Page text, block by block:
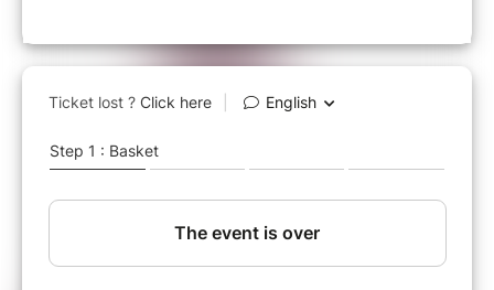
La famille, les amis, le quotidien, tout y passe !
Florence et Damien arriveront-ils à relever le
défi ?
est le nouveau succès des auteurs Guilhem
Connac et Benoît Labannierre. Après Le Grand
Soir et Dans la peau de ma femme, cette pièce
séduit une fois de plus le public.